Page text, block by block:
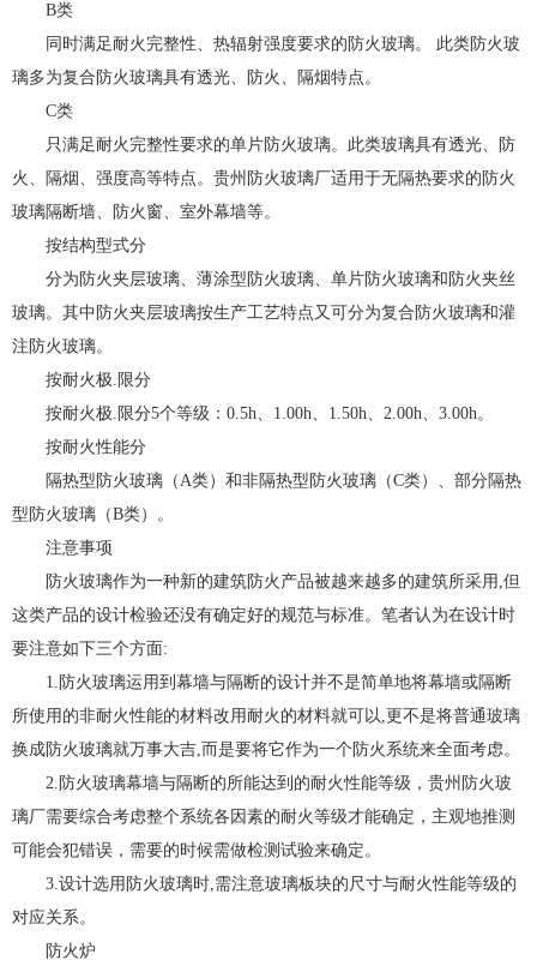
B类
同时满足耐火完整性、热辐射强度要求的防火玻璃。 此类防火玻
璃多为复合防火玻璃具有透光、防火、隔烟特点。
C类
只满足耐火完整性要求的单片防火玻璃。此类玻璃具有透光、防
火、隔烟、强度高等特点。贵州防火玻璃厂适用于无隔热要求的防火
玻璃隔断墙、防火窗、室外幕墙等。
按结构型式分
分为防火夹层玻璃、薄涂型防火玻璃、单片防火玻璃和防火夹丝
玻璃。其中防火夹层玻璃按生产工艺特点又可分为复合防火玻璃和灌
注防火玻璃。
按耐火极.限分
按耐火极.限分5个等级：0.5h、1.00h、1.50h、2.00h、3.00h。
按耐火性能分
隔热型防火玻璃（A类）和非隔热型防火玻璃（C类）、部分隔热
型防火玻璃（B类）。
注意事项
防火玻璃作为一种新的建筑防火产品被越来越多的建筑所采用,但
这类产品的设计检验还没有确定好的规范与标准。笔者认为在设计时
要注意如下三个方面:
1.防火玻璃运用到幕墙与隔断的设计并不是简单地将幕墙或隔断
所使用的非耐火性能的材料改用耐火的材料就可以,更不是将普通玻璃
换成防火玻璃就万事大吉,而是要将它作为一个防火系统来全面考虑。
2.防火玻璃幕墙与隔断的所能达到的耐火性能等级，贵州防火玻
璃厂需要综合考虑整个系统各因素的耐火等级才能确定，主观地推测
可能会犯错误，需要的时候需做检测试验来确定。
3.设计选用防火玻璃时,需注意玻璃板块的尺寸与耐火性能等级的
对应关系。
防火炉